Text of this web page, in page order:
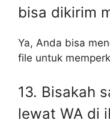
bisa dikirim
Ya, Anda bisa
file untuk
13. Bisakah
lewat WA di